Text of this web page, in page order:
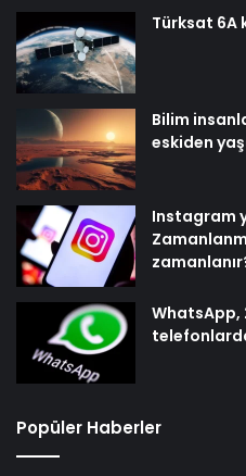
Türksat 6A
Bilim
eskiden
Instagram
WhatsApp,
Popüler Haberler